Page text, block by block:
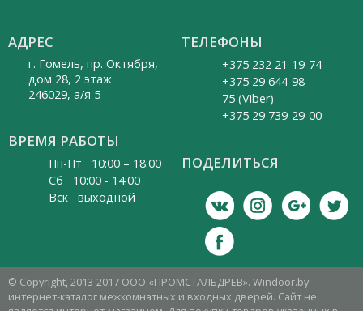
АДРЕС
г. Гомель, пр. Октября,
дом 28, 2 этаж
246029, а/я 5
ВРЕМЯ РАБОТЫ
Пн-Пт 10:00 – 18:00
Cб 10:00 - 14:00
Вск выходной
ТЕЛЕФОНЫ
+375 232 21-19-74
+375 29 644-98-
75 (Viber)
+375 29 739-29-00
ПОДЕЛИТЬСЯ
© Copyright, 2013-2017 ООО «ПРОМСТАЛЬДРЕВ». Windoor.by -
интернет-каталог межкомнатных и входных дверей. Сайт не